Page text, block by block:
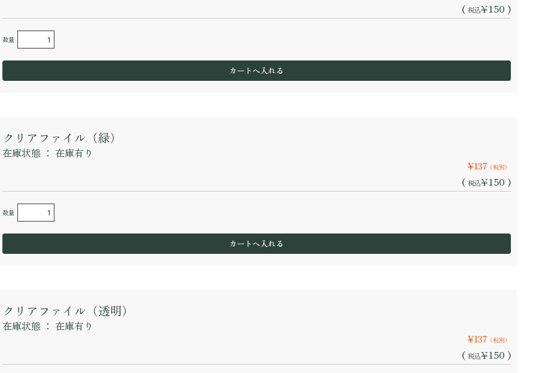
( 税込¥150 )
数量
クリアファイル（緑）
在庫状態 ： 在庫有り
¥137 （税別）
( 税込¥150 )
数量
クリアファイル（透明）
在庫状態 ： 在庫有り
¥137 （税別）
( 税込¥150 )